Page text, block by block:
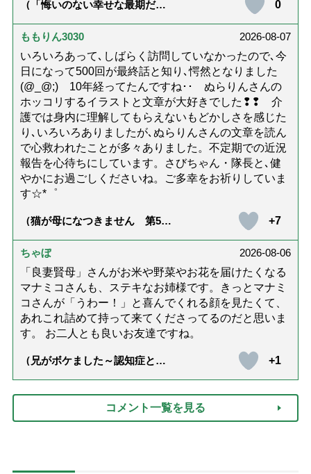
（「悔いのない幸せな最期だっ
り返る母の在宅介護と看取り｜
幸せな在宅死のために医師が教
0
ももりん3030
2026-08-07
いろいろあって､しばらく訪問していなかったので､今
日になって500回が最終話と知り､愕然となりました
(@_@;) 10年経ってたんですね･･ ぬらりんさんの
ホッコリするイラストと文章が大好きでした❢❢ 介
護では身内に理解してもらえないもどかしさを感じた
り､いろいろありましたが､ぬらりんさんの文章を読ん
で心救われたことが多々ありました。不定期での近況
報告を心待ちにしています。さびちゃん・隊長と､健
やかにお過ごしくださいね。ご多幸をお祈りしていま
す☆*゜
（猫が母になつきません 第500
+7
ちゃぼ
2026-08-06
「良妻賢母」さんがお米や野菜やお花を届けたくなる
マナミコさんも、ステキなお姉様です。きっとマナミ
コさんが「うわー！」と喜んでくれる顔を見たくて、
あれこれ詰めて持って来てくださってるのだと思いま
す。 お二人とも良いお友達ですね。
（兄がボケました～認知症と介
達』が届きました」）
+1
コメント一覧を見る